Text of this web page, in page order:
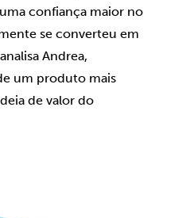
confiança maior no
se converteu em
Andrea,
um produto mais
de valor do